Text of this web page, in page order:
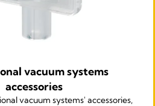
vacuum systems
accessories
vacuum systems' accessories,